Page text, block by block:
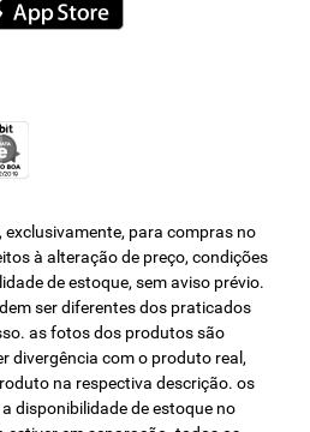
para compras no
à alteração de preço, condições
de estoque, sem aviso prévio.
ser diferentes dos praticados
as fotos dos produtos são
divergência com o produto real,
na respectiva descrição. os
disponibilidade de estoque no